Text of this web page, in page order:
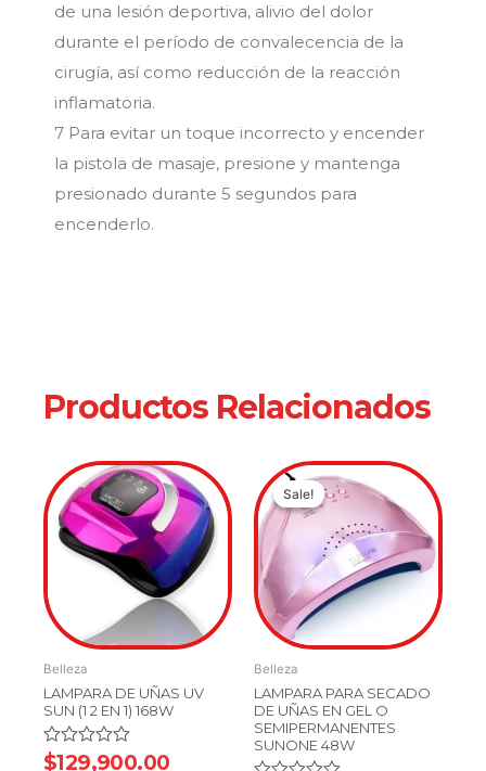
de una lesión deportiva, alivio del dolor
durante el período de convalecencia de la
cirugía, así como reducción de la reacción
inflamatoria.
7 Para evitar un toque incorrecto y encender
la pistola de masaje, presione y mantenga
presionado durante 5 segundos para
encenderlo.
Productos Relacionados
Belleza
LAMPARA DE UÑAS UV
SUN (1 2 EN 1) 168W
Valorado
$129,900.00
Sale!
Sale!
Belleza
LAMPARA PARA SECADO
DE UÑAS EN GEL O
SEMIPERMANENTES
SUNONE 48W
Original
price
was:
Current
price
is: